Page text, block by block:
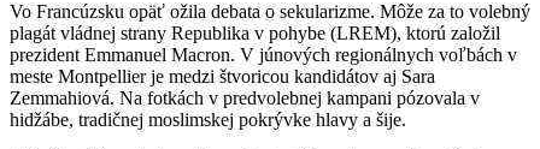
Vo Francúzsku opäť ožila debata o sekularizme. Môže za to volebný
plagát vládnej strany Republika v pohybe (LREM), ktorú založil
prezident Emmanuel Macron. V júnových regionálnych voľbách v
meste Montpellier je medzi štvoricou kandidátov aj Sara
Zemmahiová. Na fotkách v predvolebnej kampani pózovala v
hidžábe, tradičnej moslimskej pokrývke hlavy a šije.